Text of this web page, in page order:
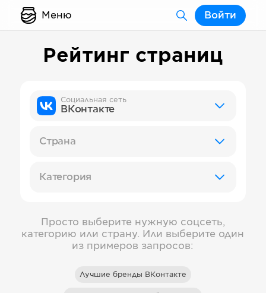
Меню Войти
Рейтинг страниц
Социальная сеть
ВКонтакте
Страна
Категория
Просто выберите нужную соцсеть,
категорию или страну. Или выберите один
из примеров запросов:
Лучшие бренды ВКонтакте